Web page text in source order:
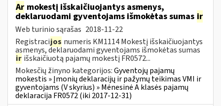
Ar mokestį išskaičiuojantys asmenys,
deklaruodami gyventojams išmokėtas sumas ir
Web turinio sąrašas 2018-11-22
Registracijos numeris KM1114 Mokestį išskaičiuojantys
asmenys, deklaruodami gyventojams išmokėtas sumas
ir išskaičiuotą pajamų mokestį FR0572...
Mokesčių žinyno kategorijos:Gyventojų pajamų
mokestis » Įmonių deklaracijų ir pažymų teikimas VMI ir
gyventojams (V skyrius) » Mėnesinė A klasės pajamų
deklaracija FR0572 (iki 2017-12-31)